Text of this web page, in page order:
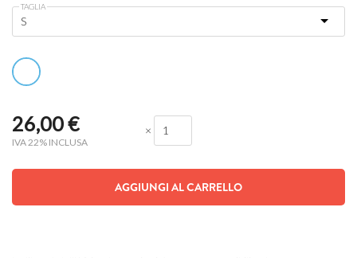
TAGLIA
26,00€
IVA 22% INCLUSA
×
AGGIUNGI AL CARRELLO